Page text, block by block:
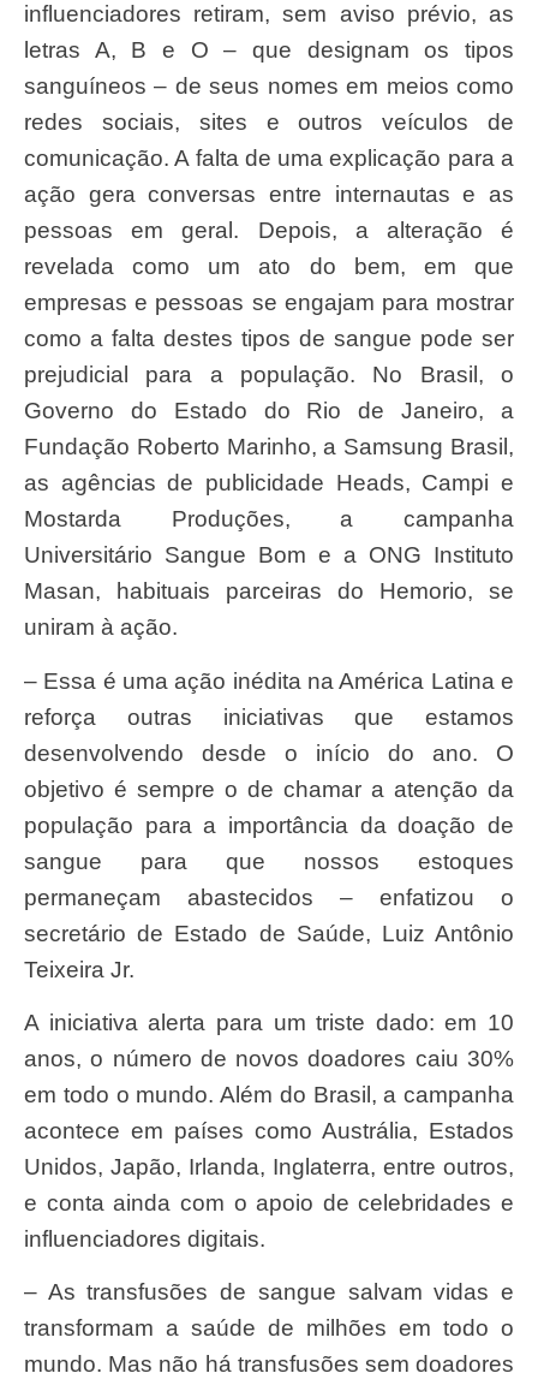
influenciadores retiram, sem aviso prévio, as
letras A, B e O – que designam os tipos
sanguíneos – de seus nomes em meios como
redes sociais, sites e outros veículos de
comunicação. A falta de uma explicação para a
ação gera conversas entre internautas e as
pessoas em geral. Depois, a alteração é
revelada como um ato do bem, em que
empresas e pessoas se engajam para mostrar
como a falta destes tipos de sangue pode ser
prejudicial para a população. No Brasil, o
Governo do Estado do Rio de Janeiro, a
Fundação Roberto Marinho, a Samsung Brasil,
as agências de publicidade Heads, Campi e
Mostarda Produções, a campanha
Universitário Sangue Bom e a ONG Instituto
Masan, habituais parceiras do Hemorio, se
uniram à ação.
– Essa é uma ação inédita na América Latina e
reforça outras iniciativas que estamos
desenvolvendo desde o início do ano. O
objetivo é sempre o de chamar a atenção da
população para a importância da doação de
sangue para que nossos estoques
permaneçam abastecidos – enfatizou o
secretário de Estado de Saúde, Luiz Antônio
Teixeira Jr.
A iniciativa alerta para um triste dado: em 10
anos, o número de novos doadores caiu 30%
em todo o mundo. Além do Brasil, a campanha
acontece em países como Austrália, Estados
Unidos, Japão, Irlanda, Inglaterra, entre outros,
e conta ainda com o apoio de celebridades e
influenciadores digitais.
– As transfusões de sangue salvam vidas e
transformam a saúde de milhões em todo o
mundo. Mas não há transfusões sem doadores